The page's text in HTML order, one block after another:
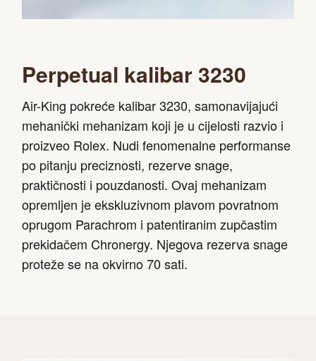
Perpetual kalibar 3230
Air-King pokreće kalibar 3230, samonavijajući
mehanički mehanizam koji je u cijelosti razvio i
proizveo Rolex. Nudi fenomenalne performanse
po pitanju preciznosti, rezerve snage,
praktičnosti i pouzdanosti. Ovaj mehanizam
opremljen je ekskluzivnom plavom povratnom
oprugom Parachrom i patentiranim zupčastim
prekidačem Chronergy. Njegova rezerva snage
proteže se na okvirno 70 sati.